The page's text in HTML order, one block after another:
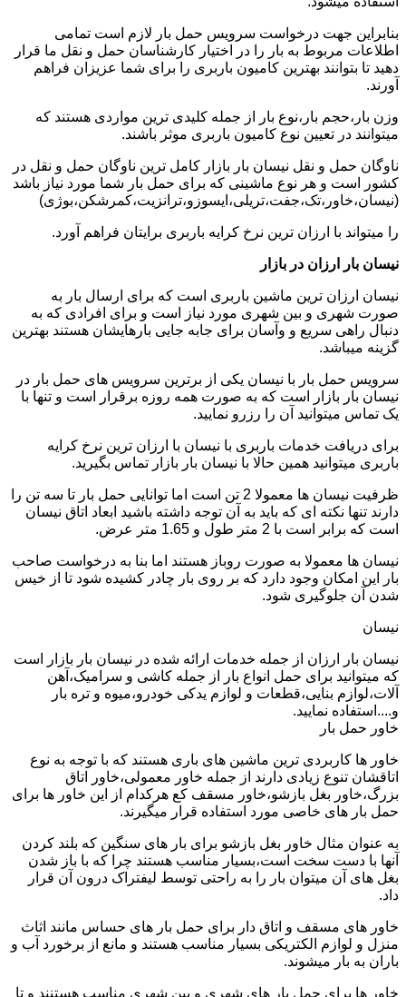
بنابراین جهت درخواست سرویس حمل بار لازم است تمامی
اطلاعات مربوط به بار را در اختیار کارشناسان حمل و نقل ما قرار
دهید تا بتوانند بهترین کامیون باربری را برای شما عزیزان فراهم
آورند.
وزن بار،حجم بار،نوع بار از جمله کلیدی ترین مواردی هستند که
میتوانند در تعیین نوع کامیون باربری موثر باشند.
ناوگان حمل و نقل نیسان بار بازار کامل ترین ناوگان حمل و نقل در
کشور است و هر نوع ماشینی که برای حمل بار شما مورد نیاز باشد
(نیسان،خاور،تک،جفت،تریلی،ایسوزو،ترانزیت،کمرشکن،بوژی)
را میتواند با ارزان ترین نرخ کرایه باربری برایتان فراهم آورد.
نیسان بار ارزان در بازار
نیسان ارزان ترین ماشین باربری است که برای ارسال بار به
صورت شهری و بین شهری مورد نیاز است و برای افرادی که به
دنبال راهی سریع و وآسان برای جابه جایی بارهایشان هستند بهترین
گزینه میباشد.
سرویس حمل بار با نیسان یکی از برترین سرویس های حمل بار در
نیسان بار بازار است که به صورت همه روزه برقرار است و تنها با
یک تماس میتوانید آن را رزرو نمایید.
برای دریافت خدمات باربری با نیسان با ارزان ترین نرخ کرایه
باربری میتوانید همین حالا با نیسان بار بازار تماس بگیرید.
ظرفیت نیسان ها معمولا 2 تن است اما توانایی حمل بار تا سه تن را
دارند تنها نکته ای که باید به آن توجه داشته باشید ابعاد اتاق نیسان
است که برابر است با 2 متر طول و 1.65 متر عرض.
نیسان ها معمولا به صورت روباز هستند اما بنا به درخواست صاحب
بار این امکان وجود دارد که بر روی بار چادر کشیده شود تا از خیس
شدن آن جلوگیری شود.
نیسان
نیسان بار ارزان از جمله خدمات ارائه شده در نیسان بار بازار است
که میتوانید برای حمل انواع بار از جمله کاشی و سرامیک،آهن
آلات،لوازم بنایی،قطعات و لوازم یدکی خودرو،میوه و تره بار
و....استفاده نمایید.
خاور حمل بار
خاور ها کاربردی ترین ماشین های باری هستند که با توجه به نوع
اتاقشان تنوع زیادی دارند از جمله خاور معمولی،خاور اتاق
بزرگ،خاور بغل بازشو،خاور مسقف کع هرکدام از این خاور ها برای
حمل بار های خاصی مورد استفاده قرار میگیرند.
به عنوان مثال خاور بغل بازشو برای بار های سنگین که بلند کردن
آنها با دست سخت است،بسیار مناسب هستند چرا که با باز شدن
بغل های آن میتوان بار را به راحتی توسط لیفتراک درون آن قرار
داد.
خاور های مسقف و اتاق دار برای حمل بار های حساس مانند اثاث
منزل و لوازم الکتریکی بسیار مناسب هستند و مانع از برخورد آب و
باران به بار میشوند.
خاور ها برای حمل بار های شهری و بین شهری مناسب هستنند و تا